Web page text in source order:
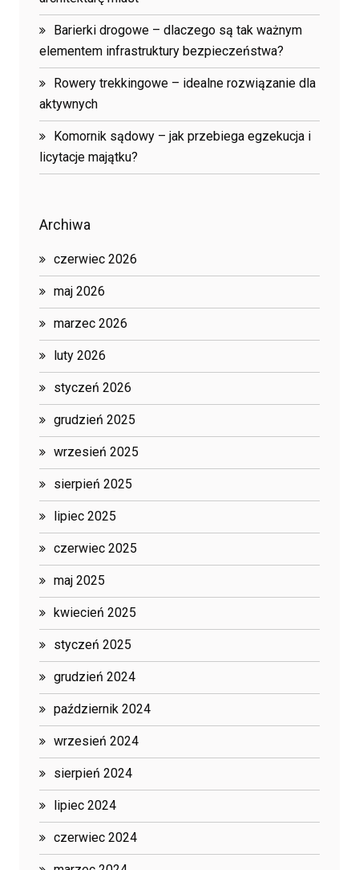
Barierki drogowe – dlaczego są tak ważnym
elementem infrastruktury bezpieczeństwa?
Rowery trekkingowe – idealne rozwiązanie dla
aktywnych
Komornik sądowy – jak przebiega egzekucja i
licytacje majątku?
Archiwa
czerwiec 2026
maj 2026
marzec 2026
luty 2026
styczeń 2026
grudzień 2025
wrzesień 2025
sierpień 2025
lipiec 2025
czerwiec 2025
maj 2025
kwiecień 2025
styczeń 2025
grudzień 2024
październik 2024
wrzesień 2024
sierpień 2024
lipiec 2024
czerwiec 2024